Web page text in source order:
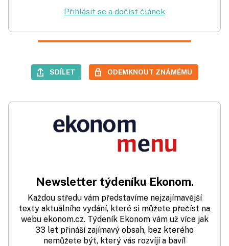
Přihlásit se a dočíst článek
SDÍLET ODEMKNOUT ZNÁMÉMU
Newsletter týdeníku Ekonom.
Každou středu vám představíme nejzajímavější
texty aktuálního vydání, které si můžete přečíst na
webu ekonom.cz. Týdeník Ekonom vám už více jak
33 let přináší zajímavý obsah, bez kterého
nemůžete být, který vás rozvíjí a baví!